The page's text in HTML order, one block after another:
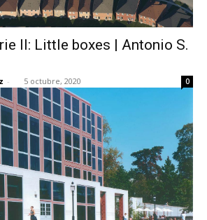
II: Little boxes | Antonio S.
- 5 octubre, 2020 0